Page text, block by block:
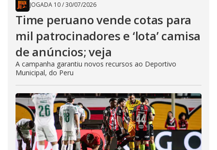
JOGADA 10/30/07/2026
Time peruano vende cotas para
mil patrocinadores e ‘lota’ camisa
de anúncios; veja
A campanha garantiu novos recursos ao Deportivo
Municipal, do Peru